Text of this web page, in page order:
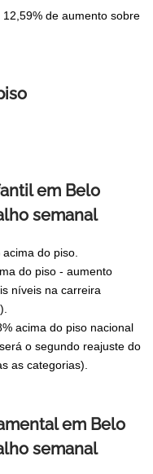
de aumento sobre
em Belo
semanal
do piso.
do piso - aumento
níveis na carreira
acima do piso nacional
o segundo reajuste do
as categorias).
em Belo
semanal